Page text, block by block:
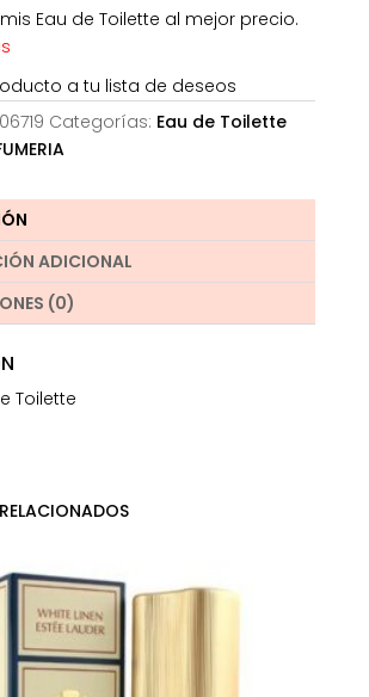
Eau de Toilette al mejor precio.
a tu lista de deseos
Categorías: Eau de Toilette
ADICIONAL
(0)
Toilette